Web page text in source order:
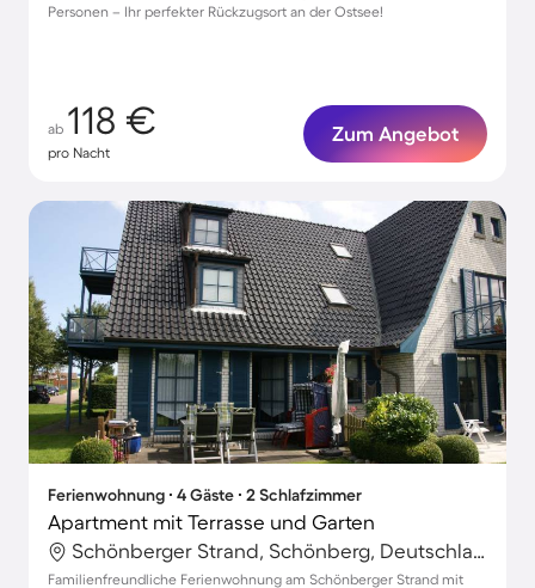
Personen – Ihr perfekter Rückzugsort an der Ostsee!
ab 118 €
pro Nacht
Zum Angebot
Ferienwohnung ∙ 4 Gäste ∙ 2 Schlafzimmer
Apartment mit Terrasse und Garten
Schönberger Strand, Schönberg, Deutschland
Familienfreundliche Ferienwohnung am Schönberger Strand mit